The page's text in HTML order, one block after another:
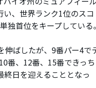
、世界ランク1位のスコ
独首位をキープしている。
ばしたが、9番パー4で
番、12番、15番できっち
終日を迎えることとなっ